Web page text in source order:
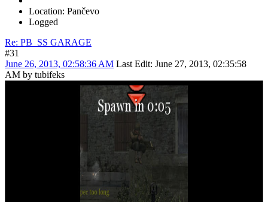
Location: Pančevo
Logged
Re: PB_SS GARAGE
#31
June 26, 2013, 02:58:36 AM Last Edit: June 27, 2013, 02:35:58
AM by tubifeks